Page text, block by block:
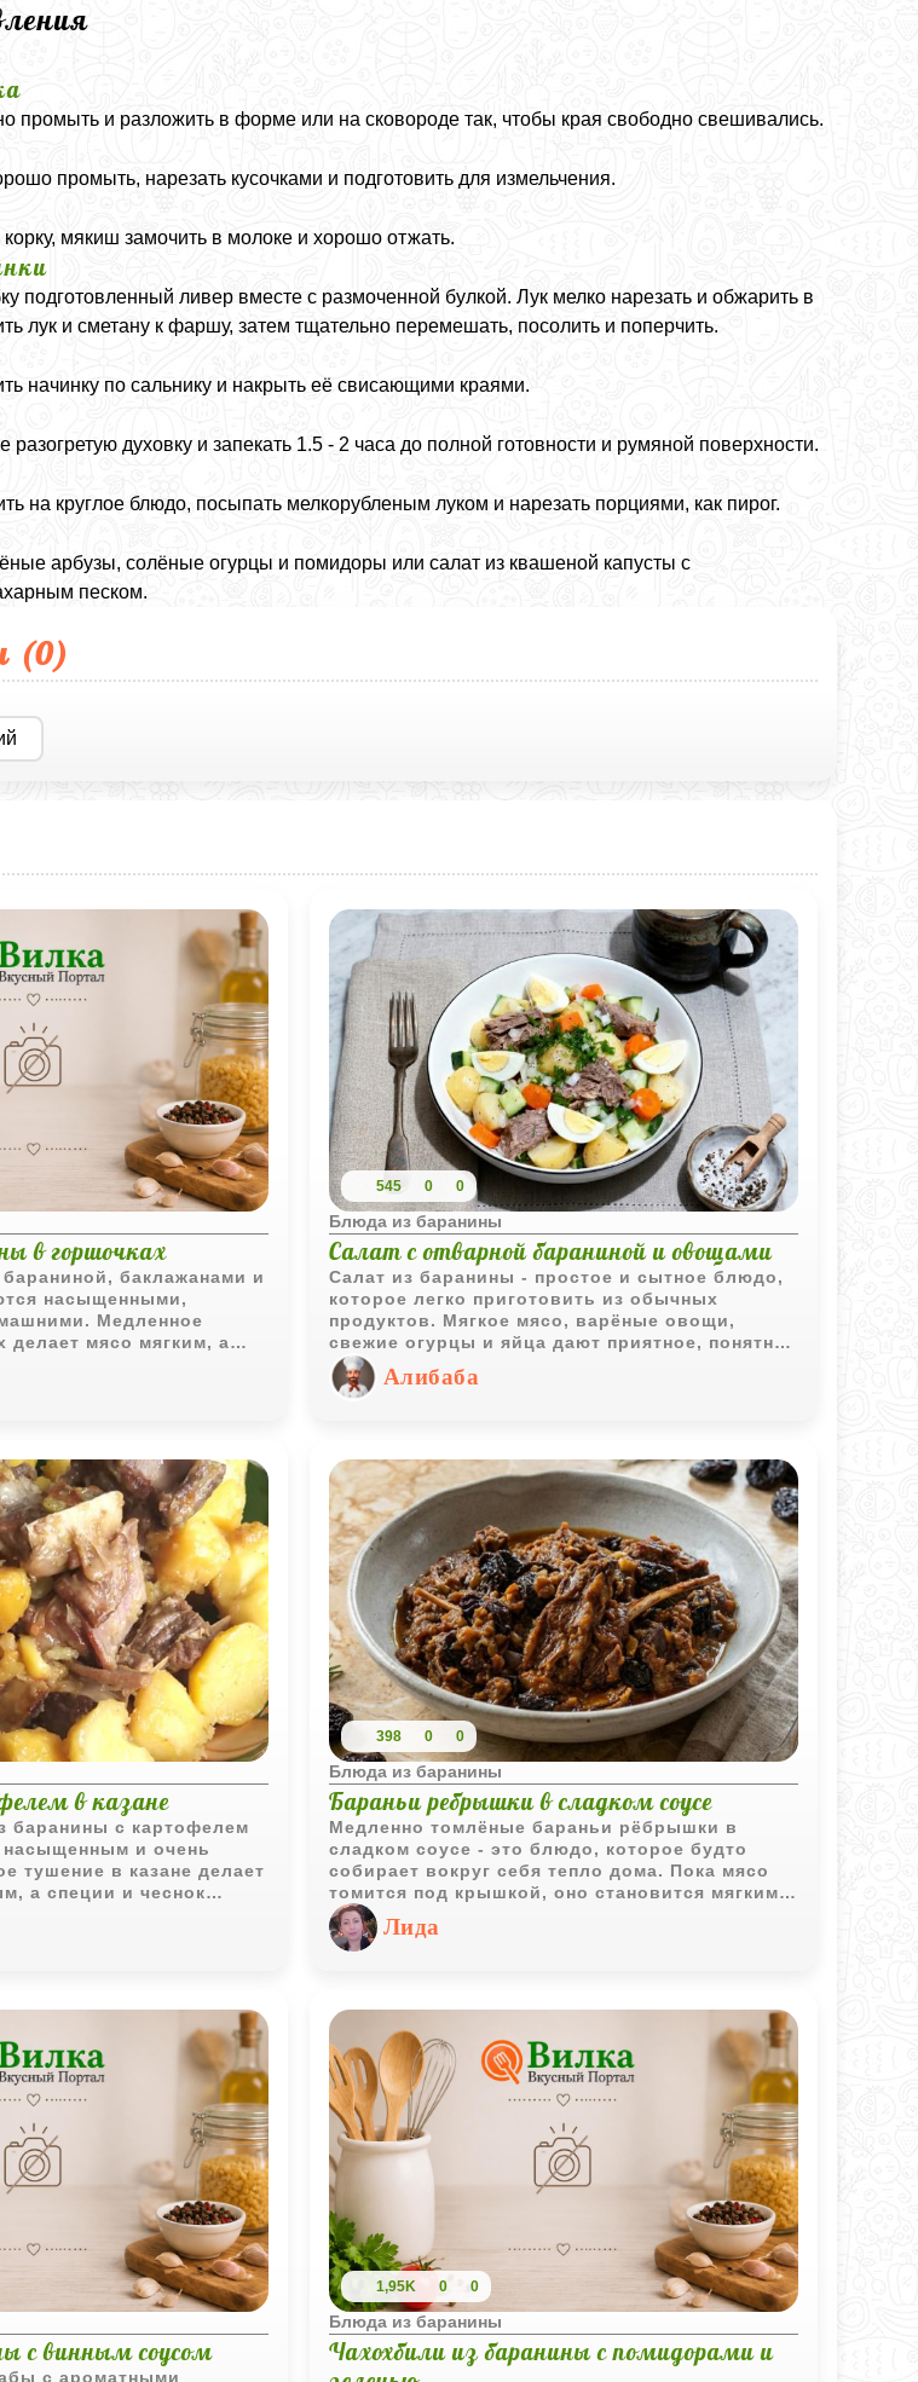
промыть и разложить в форме или на сковороде так, чтобы края свободно свешивались.
промыть, нарезать кусочками и подготовить для измельчения.
корку, мякиш замочить в молоке и хорошо отжать.
подготовленный ливер вместе с размоченной булкой. Лук мелко нарезать и обжарить в
лук и сметану к фаршу, затем тщательно перемешать, посолить и поперчить.
начинку по сальнику и накрыть её свисающими краями.
разогретую духовку и запекать 1.5 - 2 часа до полной готовности и румяной поверхности.
на круглое блюдо, посыпать мелкорубленым луком и нарезать порциями, как пирог.
арбузы, солёные огурцы и помидоры или салат из квашеной капусты с
песком.
(0)
в горшочках
баклажанами и
насыщенными,
Медленное
делает мясо мягким, а
пряным мясным
зелени.
545 0 0
Блюда из баранины
Салат с отварной бараниной и овощами
Салат из баранины - простое и сытное блюдо,
которое легко приготовить из обычных
продуктов. Мягкое мясо, варёные овощи,
свежие огурцы и яйца дают приятное, понятное
сочетание вкусов. Такой салат хорошо
подходит для обычного семейного обеда:
Алибаба
в казане
баранины с картофелем
и очень
тушение в казане делает
а специи и чеснок
восточный аромат.
398 0 0
Блюда из баранины
Бараньи ребрышки в сладком соусе
Медленно томлёные бараньи рёбрышки в
сладком соусе - это блюдо, которое будто
собирает вокруг себя тепло дома. Пока мясо
томится под крышкой, оно становится мягким
до такой степени, что почти само сходит с
кости. Лук, сухофрукты и коричневый сахар
постепенно превращаются в густой,
готовить для близких: оно создаёт настроение,
наполняет кухню уютом и делает обычный
вечер немного особенным.
Лида
с винным соусом
с ароматными
1,95K 0 0
Блюда из баранины
Чахохбили из баранины с помидорами и